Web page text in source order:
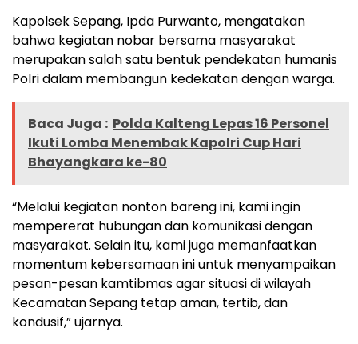
Kapolsek Sepang, Ipda Purwanto, mengatakan
bahwa kegiatan nobar bersama masyarakat
merupakan salah satu bentuk pendekatan humanis
Polri dalam membangun kedekatan dengan warga.
Baca Juga : Polda Kalteng Lepas 16 Personel
Ikuti Lomba Menembak Kapolri Cup Hari
Bhayangkara ke-80
“Melalui kegiatan nonton bareng ini, kami ingin
mempererat hubungan dan komunikasi dengan
masyarakat. Selain itu, kami juga memanfaatkan
momentum kebersamaan ini untuk menyampaikan
pesan-pesan kamtibmas agar situasi di wilayah
Kecamatan Sepang tetap aman, tertib, dan
kondusif,” ujarnya.